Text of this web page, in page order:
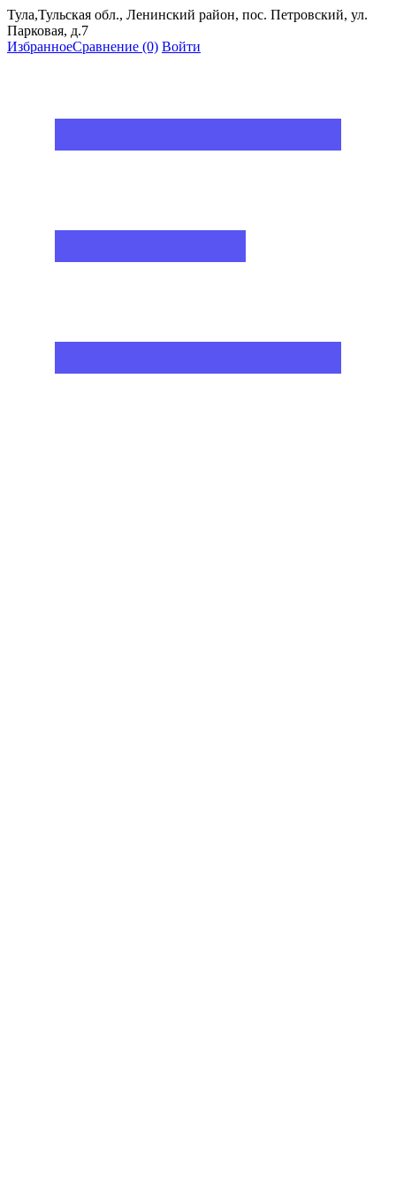
Тула,Тульская обл., Ленинский район, пос. Петровский, ул.
Парковая, д.7
ИзбранноеСравнение (0) Войти